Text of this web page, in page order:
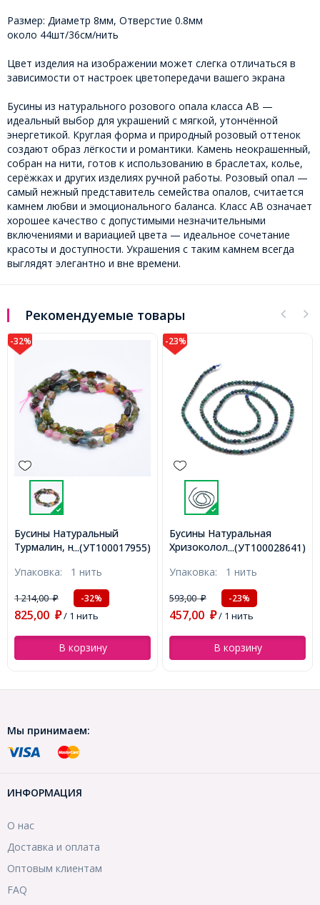
Размер: Диаметр 8мм, Отверстие 0.8мм
около 44шт/36см/нить
Цвет изделия на изображении может слегка отличаться в
зависимости от настроек цветопередачи вашего экрана
Бусины из натурального розового опала класса АВ —
идеальный выбор для украшений с мягкой, утончённой
энергетикой. Круглая форма и природный розовый оттенок
создают образ лёгкости и романтики. Камень неокрашенный,
собран на нити, готов к использованию в браслетах, колье,
серёжках и других изделиях ручной работы. Розовый опал —
самый нежный представитель семейства опалов, считается
камнем любви и эмоционального баланса. Класс АВ означает
хорошее качество с допустимыми незначительными
включениями и вариацией цвета — идеальное сочетание
красоты и доступности. Украшения с таким камнем всегда
выглядят элегантно и вне времени.
Рекомендуемые товары
-32%
...(УТ100017955)
Бусины Натуральный
Турмалин, на нитях,
1мм, 39-40см/нить,
(УТ100017955)
Упаковка: 1 нить
1 214,00₽ -32%
825,00 ₽/ 1 нить
В корзину
-23%
...(УТ100028641)
Бусины Натуральная
Хризокололла и Лазурит
Отверстие 0.6мм, около
180шт/37см/нить,
(УТ100028641)
Упаковка: 1 нить
593,00₽ -23%
457,00 ₽/ 1 нить
В корзину
Мы принимаем:
ИНФОРМАЦИЯ
О нас
Доставка и оплата
Оптовым клиентам
FAQ